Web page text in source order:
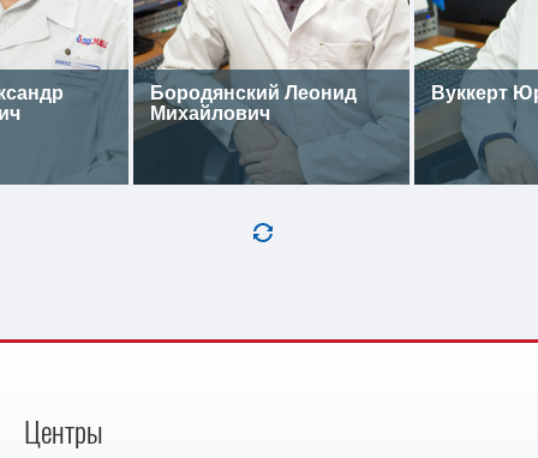
Бородянский Леонид
Михайлович
Вуккерт
Центры